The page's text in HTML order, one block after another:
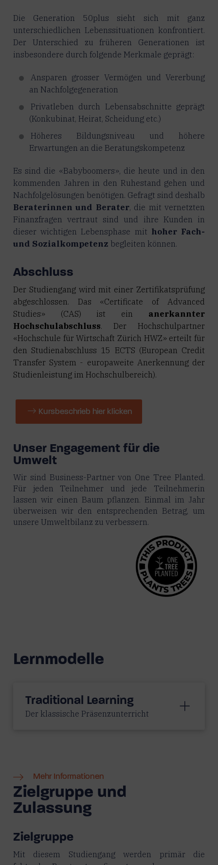
Die Generation 50plus sieht sich mit ganz
unterschiedlichen Lebenssituationen konfrontiert.
Der Unterschied zu früheren Generationen ist
insbesondere durch folgende Merkmale geprägt:
Ansparen grosser Vermögen und Vererbung
an Nachfolgegeneration
Privatleben durch Lebensabschnitte geprägt
(Konkubinat, Heirat, Scheidung etc.)
Höheres Bildungsniveau und höhere
Erwartungen an die Beratungskompetenz
Es sind die «Babyboomers», die heute und in den
kommenden Jahren in den Ruhestand gehen und
Nachfolgelösungen benötigen. Gefragt sind deshalb
Beraterinnen und Berater, die mit vernetzten
Finanzfragen vertraut sind und ihre Kunden in
dieser wichtigen Lebensphase mit hoher Fach-
und Sozialkompetenz begleiten können.
Abschluss
Der Studiengang wird mit einer Zertifikatsprüfung
abgeschlossen. Das «Certificate of Advanced
Studies» (CAS) ist ein anerkannter
Hochschulabschluss. Der Hochschulpartner
«Hochschule für Wirtschaft Zürich HWZ» erteilt für
den Studienabschluss 15 ECTS (European Credit
Transfer System - europaweite Anerkennung der
Studienleistung im Hochschulbereich).
Kursbeschrieb hier klicken
Unser Engagement für die
Umwelt
Wir sind Business-Partner von One Tree Planted.
Für jeden Teilnehmer und jede Teilnehmerin
lassen wir einen Baum pflanzen. Einmal im Jahr
überweisen wir den entsprechenden Betrag, um
unsere Umweltbilanz zu verbessern.
Lernmodelle
Traditional Learning
Der klassische Präsenzunterricht
Mehr Informationen
Zielgruppe und
Zulassung
Zielgruppe
Mit diesem Studiengang werden primär die